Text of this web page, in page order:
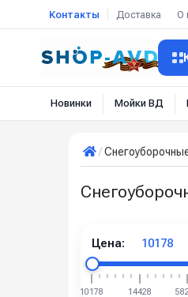
Контакты Доставка О
Новинки Мойки ВД
Цена: 10178
10178 14428